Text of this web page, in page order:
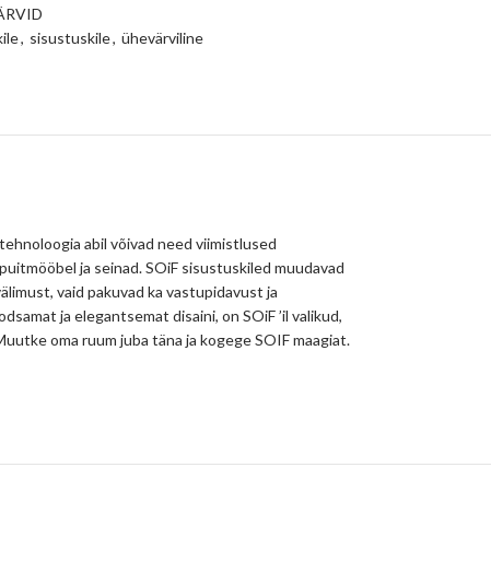
, sisustuskile, ühevärviline
abil võivad need viimistlused
ja seinad. SOiF sisustuskiled muudavad
vaid pakuvad ka vastupidavust ja
ja elegantsemat disaini, on SOiF ’il valikud,
oma ruum juba täna ja kogege SOIF maagiat.